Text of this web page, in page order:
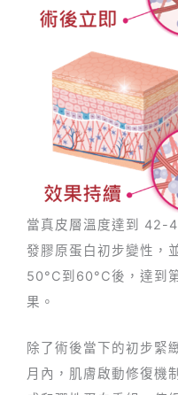
當真皮層溫度達到 42-
發膠原蛋白初步變性，
50°C到60°C後，達到
果。
除了術後當下的初步緊
月內，肌膚啟動修復機